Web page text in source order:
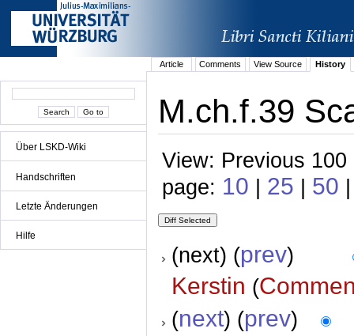
Über LSKD-Wiki
Handschriften
Letzte Änderungen
Hilfe
Article Comments View Source History
M.ch.f.39
View: Previous
page: 10 | 25 | 50
(next) (prev)
Kerstin (
(next) (prev)